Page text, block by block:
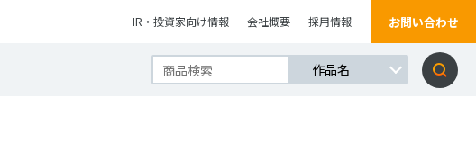
IR・投資家向け情報 会社概要 採用情報 お問い合わせ